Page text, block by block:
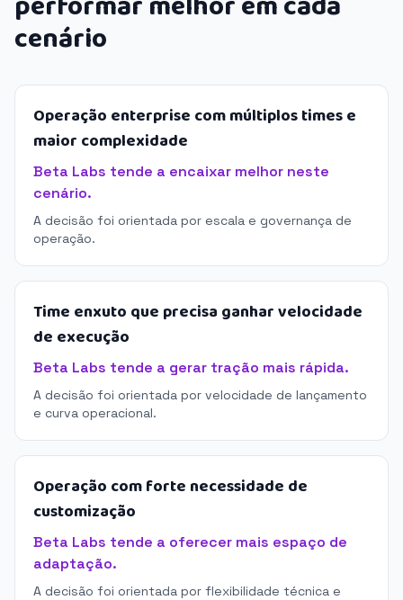
cenário
Operação enterprise com múltiplos times e
maior complexidade
Beta Labs tende a encaixar melhor neste
cenário.
A decisão foi orientada por escala e governança de
operação.
Time enxuto que precisa ganhar velocidade
de execução
Beta Labs tende a gerar tração mais rápida.
A decisão foi orientada por velocidade de lançamento
e curva operacional.
Operação com forte necessidade de
customização
Beta Labs tende a oferecer mais espaço de
adaptação.
A decisão foi orientada por flexibilidade técnica e